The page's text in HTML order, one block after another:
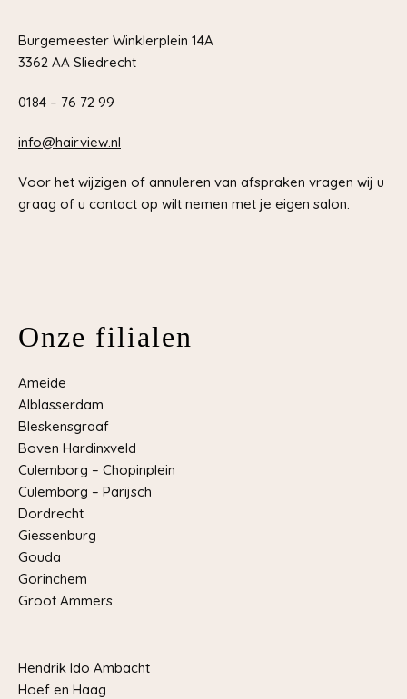
Burgemeester Winklerplein 14A
3362 AA Sliedrecht
0184 – 76 72 99
info@hairview.nl
Voor het wijzigen of annuleren van afspraken vragen wij u
graag of u contact op wilt nemen met je eigen salon.
Onze filialen
Ameide
Alblasserdam
Bleskensgraaf
Boven Hardinxveld
Culemborg – Chopinplein
Culemborg – Parijsch
Dordrecht
Giessenburg
Gouda
Gorinchem
Groot Ammers
Hendrik Ido Ambacht
Hoef en Haag